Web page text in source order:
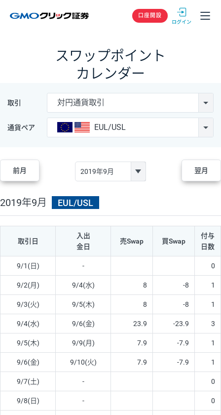
GMOクリック
口座開設
スワップポイント
カレンダー
取引 対円通貨取引
通貨ペア EUL/USL
前月 翌月
2019年9月 EUL/USL
取引日
入出
金日
売Swap 買Swap
付与
日数
9/1(日) - 0
9/2(月) 9/4(水) 8 -8 1
9/3(火) 9/5(木) 8 -8 1
9/4(水) 9/6(金) 23.9 -23.9 3
9/5(木) 9/9(月) 7.9 -7.9 1
9/6(金) 9/10(火) 7.9 -7.9 1
9/7(土) - 0
9/8(日) - 0